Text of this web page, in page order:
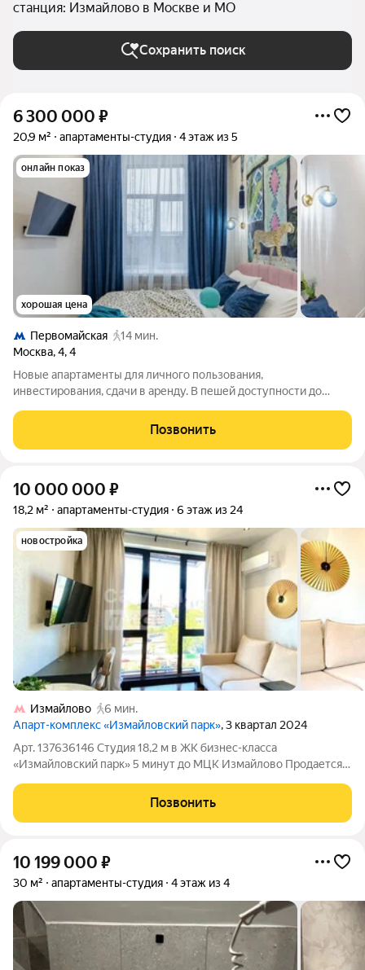
станция: Измайлово в Москве и МО
Сохранить поиск
6 300 000 ₽
20,9 м² апартаменты-студия 4 этаж из 5
онлайн показ
хорошая цена
Первомайская
14 мин.
Москва,4,4
Новые апартаменты для личного пользования,
инвестирования, сдачи в аренду. В пешей доступности до
входной группой в помещения-студии.
Позвонить
10 000 000 ₽
18,2 м² апартаменты-студия 6 этаж из 24
новостройка
Измайлово
6 мин.
Апарт-комплекс «Измайловский парк», 3 квартал 2024
Арт. 137636146 Студия 18,2 м в ЖК бизнес-класса
«Измайловский парк» 5 минут до МЦК Измайлово Продается
современном комплексе бизнес-класса «Измайловский парк»
отличный вариант как для собственного
Позвонить
10 199 000 ₽
30 м² апартаменты-студия 4 этаж из 4